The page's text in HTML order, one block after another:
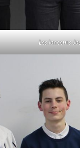
Les lanceurs